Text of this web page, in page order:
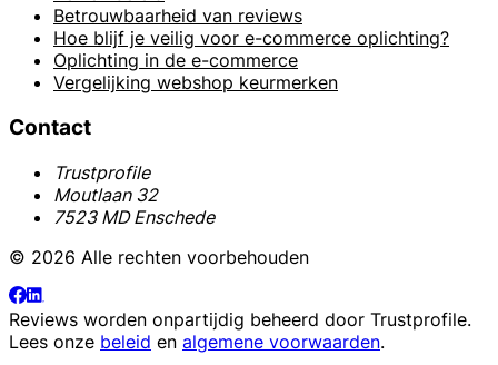
Betrouwbaarheid van reviews
Hoe blijf je veilig voor e-commerce oplichting?
Oplichting in de e-commerce
Vergelijking webshop keurmerken
Contact
Trustprofile
Moutlaan 32
7523 MD Enschede
© 2026 Alle rechten voorbehouden
Reviews worden onpartijdig beheerd door Trustprofile.
Lees onze beleid en algemene voorwaarden.